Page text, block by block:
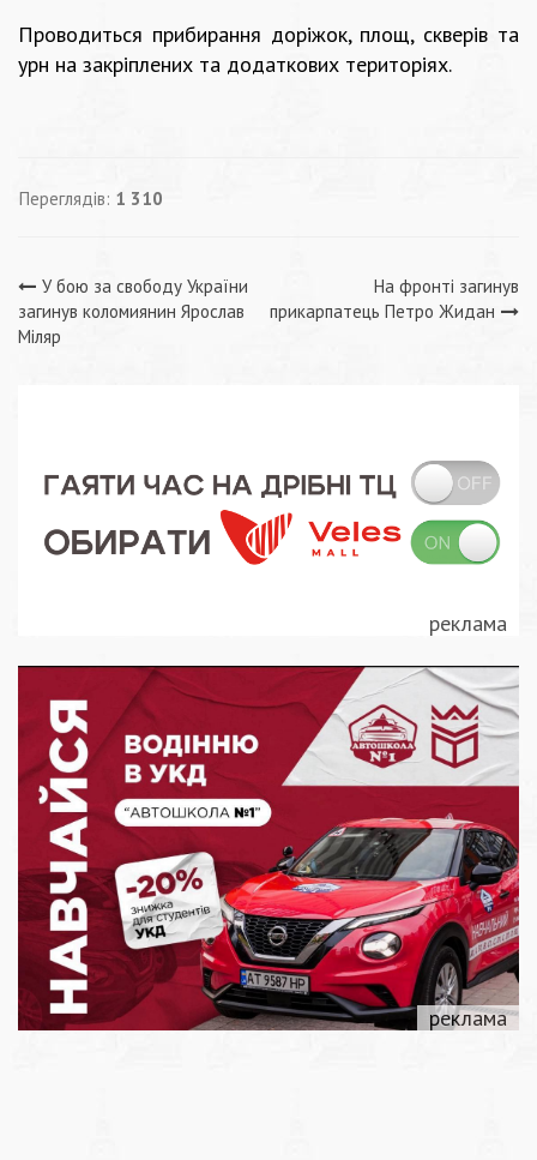
Проводиться прибирання доріжок, площ, скверів та
урн на закріплених та додаткових територіях.
Переглядів: 1 310
Навігація
записів
У бою за свободу України
загинув коломиянин Ярослав
Міляр
На фронті загинув
прикарпатець Петро Жидан